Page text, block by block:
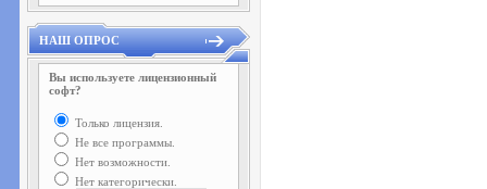
НАШ ОПРОС
Вы используете лицензионный
софт?
Только лицензия.
Не все программы.
Нет возможности.
Нет категорически.